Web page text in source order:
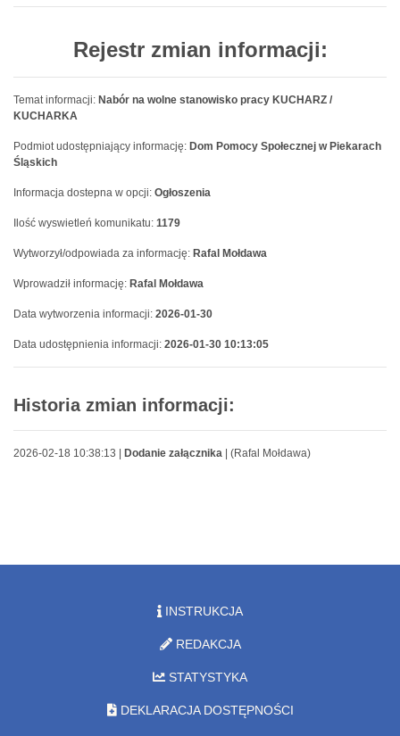
Rejestr zmian informacji:
Temat informacji: Nabór na wolne stanowisko pracy KUCHARZ /
KUCHARKA
Podmiot udostępniający informację: Dom Pomocy Społecznej w Piekarach
Śląskich
Informacja dostepna w opcji: Ogłoszenia
Ilość wyswietleń komunikatu: 1179
Wytworzył/odpowiada za informację: Rafal Mołdawa
Wprowadził informację: Rafal Mołdawa
Data wytworzenia informacji: 2026-01-30
Data udostępnienia informacji: 2026-01-30 10:13:05
Historia zmian informacji:
2026-02-18 10:38:13 | Dodanie załącznika | (Rafal Mołdawa)
INSTRUKCJA
REDAKCJA
STATYSTYKA
DEKLARACJA DOSTĘPNOŚCI